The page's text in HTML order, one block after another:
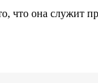
что она служит